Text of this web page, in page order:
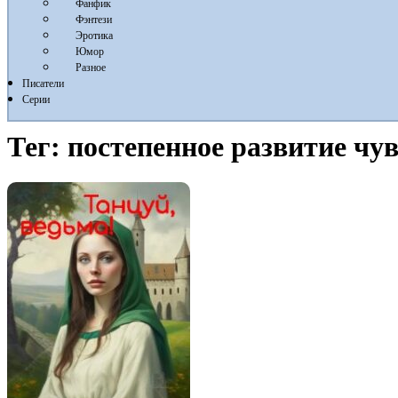
Фанфик
Фэнтези
Эротика
Юмор
Разное
Писатели
Серии
Тег: постепенное развитие